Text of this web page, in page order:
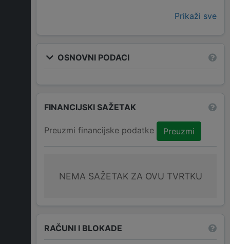
Prikaži sve
OSNOVNI PODACI
FINANCIJSKI SAŽETAK
Preuzmi financijske podatke Preuzmi
NEMA SAŽETAK ZA OVU TVRTKU
RAČUNI I BLOKADE